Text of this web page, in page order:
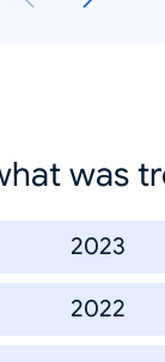
was
2023
2022